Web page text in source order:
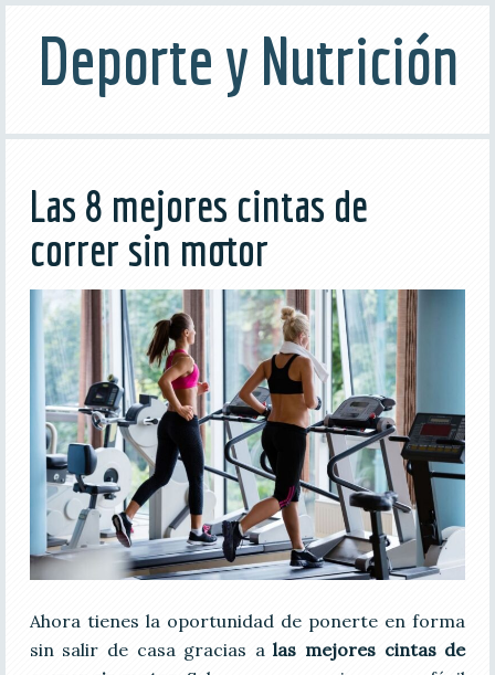
Deporte y Nutrición
Las 8 mejores cintas de
correr sin motor
Ahora tienes la oportunidad de ponerte en forma
sin salir de casa gracias alas mejores cintas de